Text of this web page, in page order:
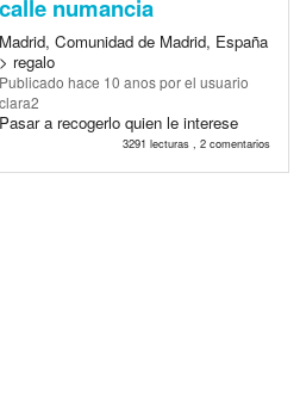
calle numancia
Madrid, Comunidad de Madrid, España
> regalo
Publicado hace 10 anospor el usuario
clara2
Pasar a recogerlo quien le interese
3291 lecturas , 2 comentarios